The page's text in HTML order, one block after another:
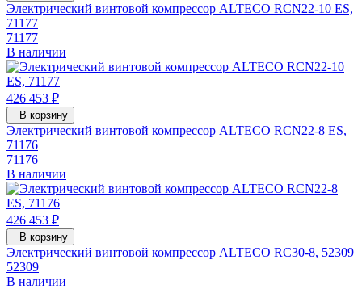
Электрический винтовой компрессор ALTECO RCN22-10 ES,
71177
71177
В наличии
426 453 ₽
В корзину
Электрический винтовой компрессор ALTECO RCN22-8 ES,
71176
71176
В наличии
426 453 ₽
В корзину
Электрический винтовой компрессор ALTECO RC30-8, 52309
52309
В наличии